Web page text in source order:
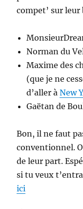
compet’ sur leur
Norman du
Maxime des
(que je ne
d’aller àNew
Gaëtan de
Bon, il ne faut
conventionnel.
de leur part.
si tu veux
ici